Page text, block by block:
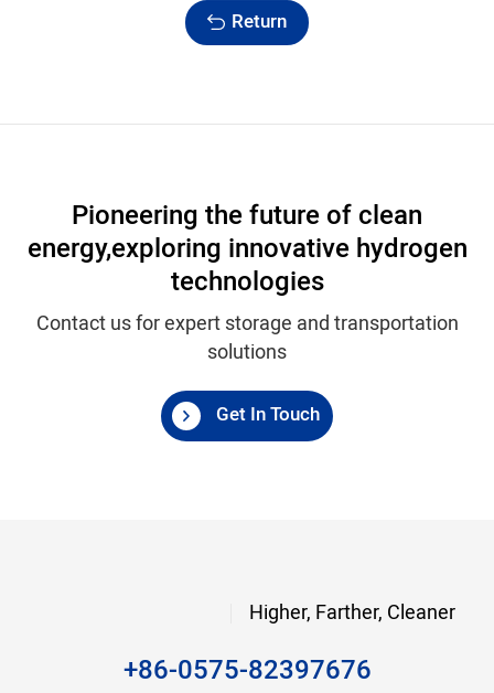
Return
Pioneering the future of clean
energy,exploring innovative hydrogen
technologies
Contact us for expert storage and transportation
solutions
Get In Touch
Higher, Farther, Cleaner
+86-0575-82397676